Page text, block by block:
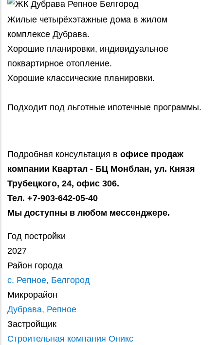
Жилые четырёхэтажные дома в жилом
комплексе Дубрава.
Хорошие планировки, индивидуальное
поквартирное отопление.
Хорошие классические планировки.
Подходит под льготные ипотечные программы.
Подробная консультация в офисе продаж
компании Квартал - БЦ Монблан, ул. Князя
Трубецкого, 24, офис 306.
Тел. +7-903-642-05-40
Мы доступны в любом мессенджере.
Год постройки
2027
Район города
с. Репное, Белгород
Микрорайон
Дубрава, Репное
Застройщик
Строительная компания Оникс